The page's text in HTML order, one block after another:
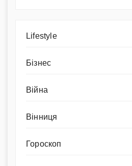
Lifestyle
Бізнес
Війна
Вінниця
Гороскоп